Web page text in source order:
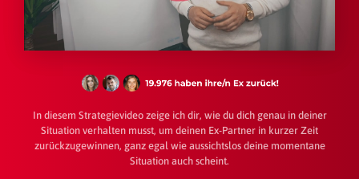
In diesem Strategievideo zeige ich dir, wie du dich genau in deiner
Situation verhalten musst, um deinen Ex-Partner in kurzer Zeit
zurückzugewinnen, ganz egal wie aussichtslos deine momentane
Situation auch scheint.